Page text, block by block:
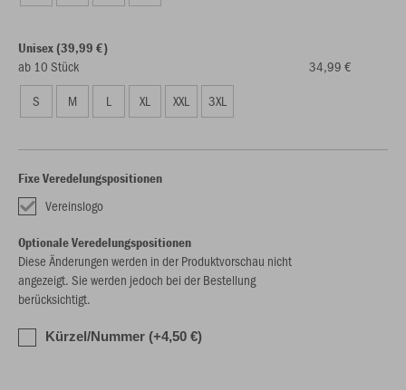
Unisex (39,99 €)
ab 10 Stück
34,99 €
S
M L XL XXL 3XL
Fixe Veredelungspositionen
Vereinslogo
Optionale Veredelungspositionen
Diese Änderungen werden in der Produktvorschau nicht
angezeigt. Sie werden jedoch bei der Bestellung
berücksichtigt.
Kürzel/Nummer (+4,50 €)